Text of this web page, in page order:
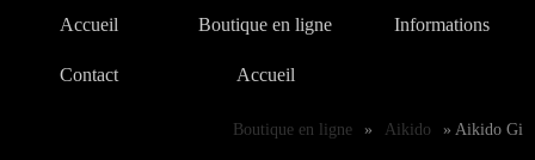
Accueil Boutique en ligne Informations
Contact Accueil
Boutique en ligne » Aikido » Aikido Gi